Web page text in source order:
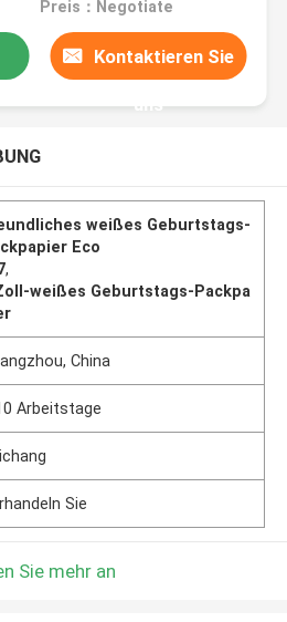
Preis：Negotiate
Kontaktieren Sie
uns
weißes Geburtstags-
Eco
,
weißes Geburtstags-Packpa
China
Arbeitstage
Sie
Sie mehr an